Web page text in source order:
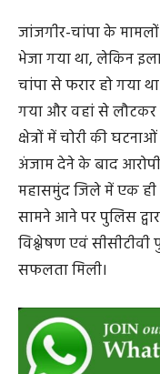
तथा जांजगीर-चांपा
हैं।
जांजगीर-चांपा के
भेजा गया था, लेकिन
चांपा से फरार हो गया
गया और वहां से
क्षेत्रों में चोरी की
अंजाम देने के बाद आरोपी
महासमुंद जिले में एक ही
सामने आने पर पुलिस
विश्लेषण एवं
सफलता मिली।